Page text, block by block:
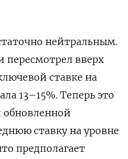
нейтральным.
пересмотрел вверх
ставке на
13–15%. Теперь это
обновленной
ставку на уровне
предполагает